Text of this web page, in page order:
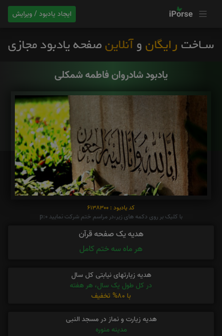
ایجاد یادبود / ویرایش
یادبود شادروان فاطمه شمکلی
کد یادبود : 6138300
با کلیک بر روی دکمه های زیر،در مراسم ختم شرکت نمایید p:0
هدیه یک صفحه قرآن
هر ماه سه ختم کامل
هدیه زیارتهای نیابتی کل سال
در کل طول یک سال، هر هفته
با 80% تخفیف
هدیه زیارت و نماز در مسجد النبی
مدینه منوره